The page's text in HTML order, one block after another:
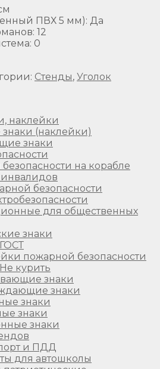
ПВХ 5 мм): Да
: 12
: 0
Стенды, Уголок
наклейки
(наклейки)
знаки
на корабле
безопасности
для общественных
знаки
пожарной безопасности
курить
знаки
знаки
знаки
знаки
знаки
и ПДД
для автошколы